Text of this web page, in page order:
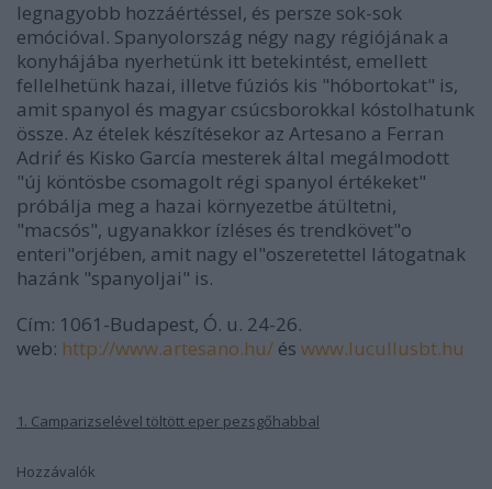
legnagyobb hozzáértéssel, és persze sok-sok
emócióval. Spanyolország négy nagy régiójának a
konyhájába nyerhetünk itt betekintést, emellett
fellelhetünk hazai, illetve fúziós kis "hóbortokat" is,
amit spanyol és magyar csúcsborokkal kóstolhatunk
össze. Az ételek készítésekor az Artesano a Ferran
Adriŕ és Kisko García mesterek által megálmodott
"új köntösbe csomagolt régi spanyol értékeket"
próbálja meg a hazai környezetbe átültetni,
"macsós", ugyanakkor ízléses és trendkövet"o
enteri"orjében, amit nagy el"oszeretettel látogatnak
hazánk "spanyoljai" is.
Cím: 1061-Budapest, Ó. u. 24-26.
web: http://www.artesano.hu/ és www.lucullusbt.hu
1. Camparizselével töltött eper pezsgőhabbal
Hozzávalók